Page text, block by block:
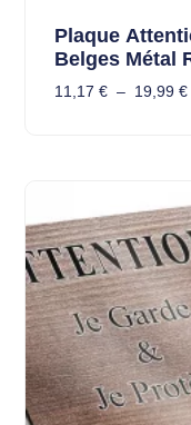
Plaque
Belges Métal
11,17 € – 19,99 €